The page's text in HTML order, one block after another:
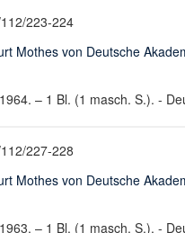
223-224
Mothes von Deutsche
– 1 Bl. (1 masch. S.). -
227-228
Mothes von Deutsche
– 1 Bl. (1 masch. S.). -